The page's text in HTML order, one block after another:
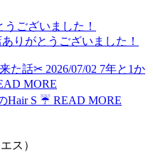
りがとうございました！
2026/07/02 7年と1か
MORE
Hair S ☔️ READ MORE